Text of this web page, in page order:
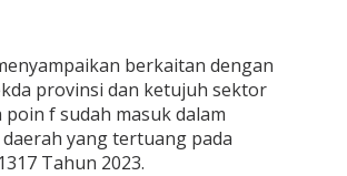
berkaitan dengan
provinsi dan ketujuh sektor
f sudah masuk dalam
yang tertuang pada
Tahun 2023.